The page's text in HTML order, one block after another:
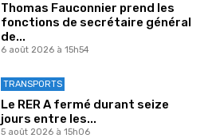
Thomas Fauconnier prend les
fonctions de secrétaire général
de...
6 août 2026 à 15h54
TRANSPORTS
Le RER A fermé durant seize
jours entre les...
5 août 2026 à 15h06